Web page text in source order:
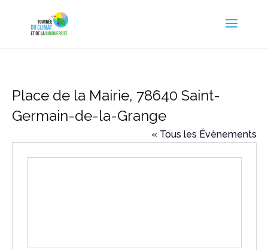
Place de la Mairie, 78640 Saint-
Germain-de-la-Grange
« Tous les Évènements